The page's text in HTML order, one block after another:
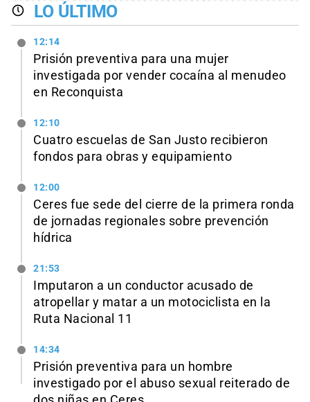
LO ÚLTIMO
12:14
Prisión preventiva para una mujer
investigada por vender cocaína al menudeo
en Reconquista
12:10
Cuatro escuelas de San Justo recibieron
fondos para obras y equipamiento
12:00
Ceres fue sede del cierre de la primera ronda
de jornadas regionales sobre prevención
hídrica
21:53
Imputaron a un conductor acusado de
atropellar y matar a un motociclista en la
Ruta Nacional 11
14:34
Prisión preventiva para un hombre
investigado por el abuso sexual reiterado de